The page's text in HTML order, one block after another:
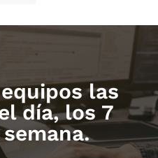
las
día, los 7